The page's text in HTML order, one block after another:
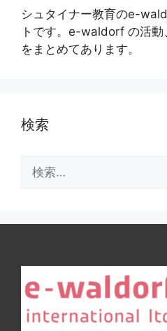
シュタイナー教育のe-
トです。e-waldorf の活
をまとめてあります。
検索
索: